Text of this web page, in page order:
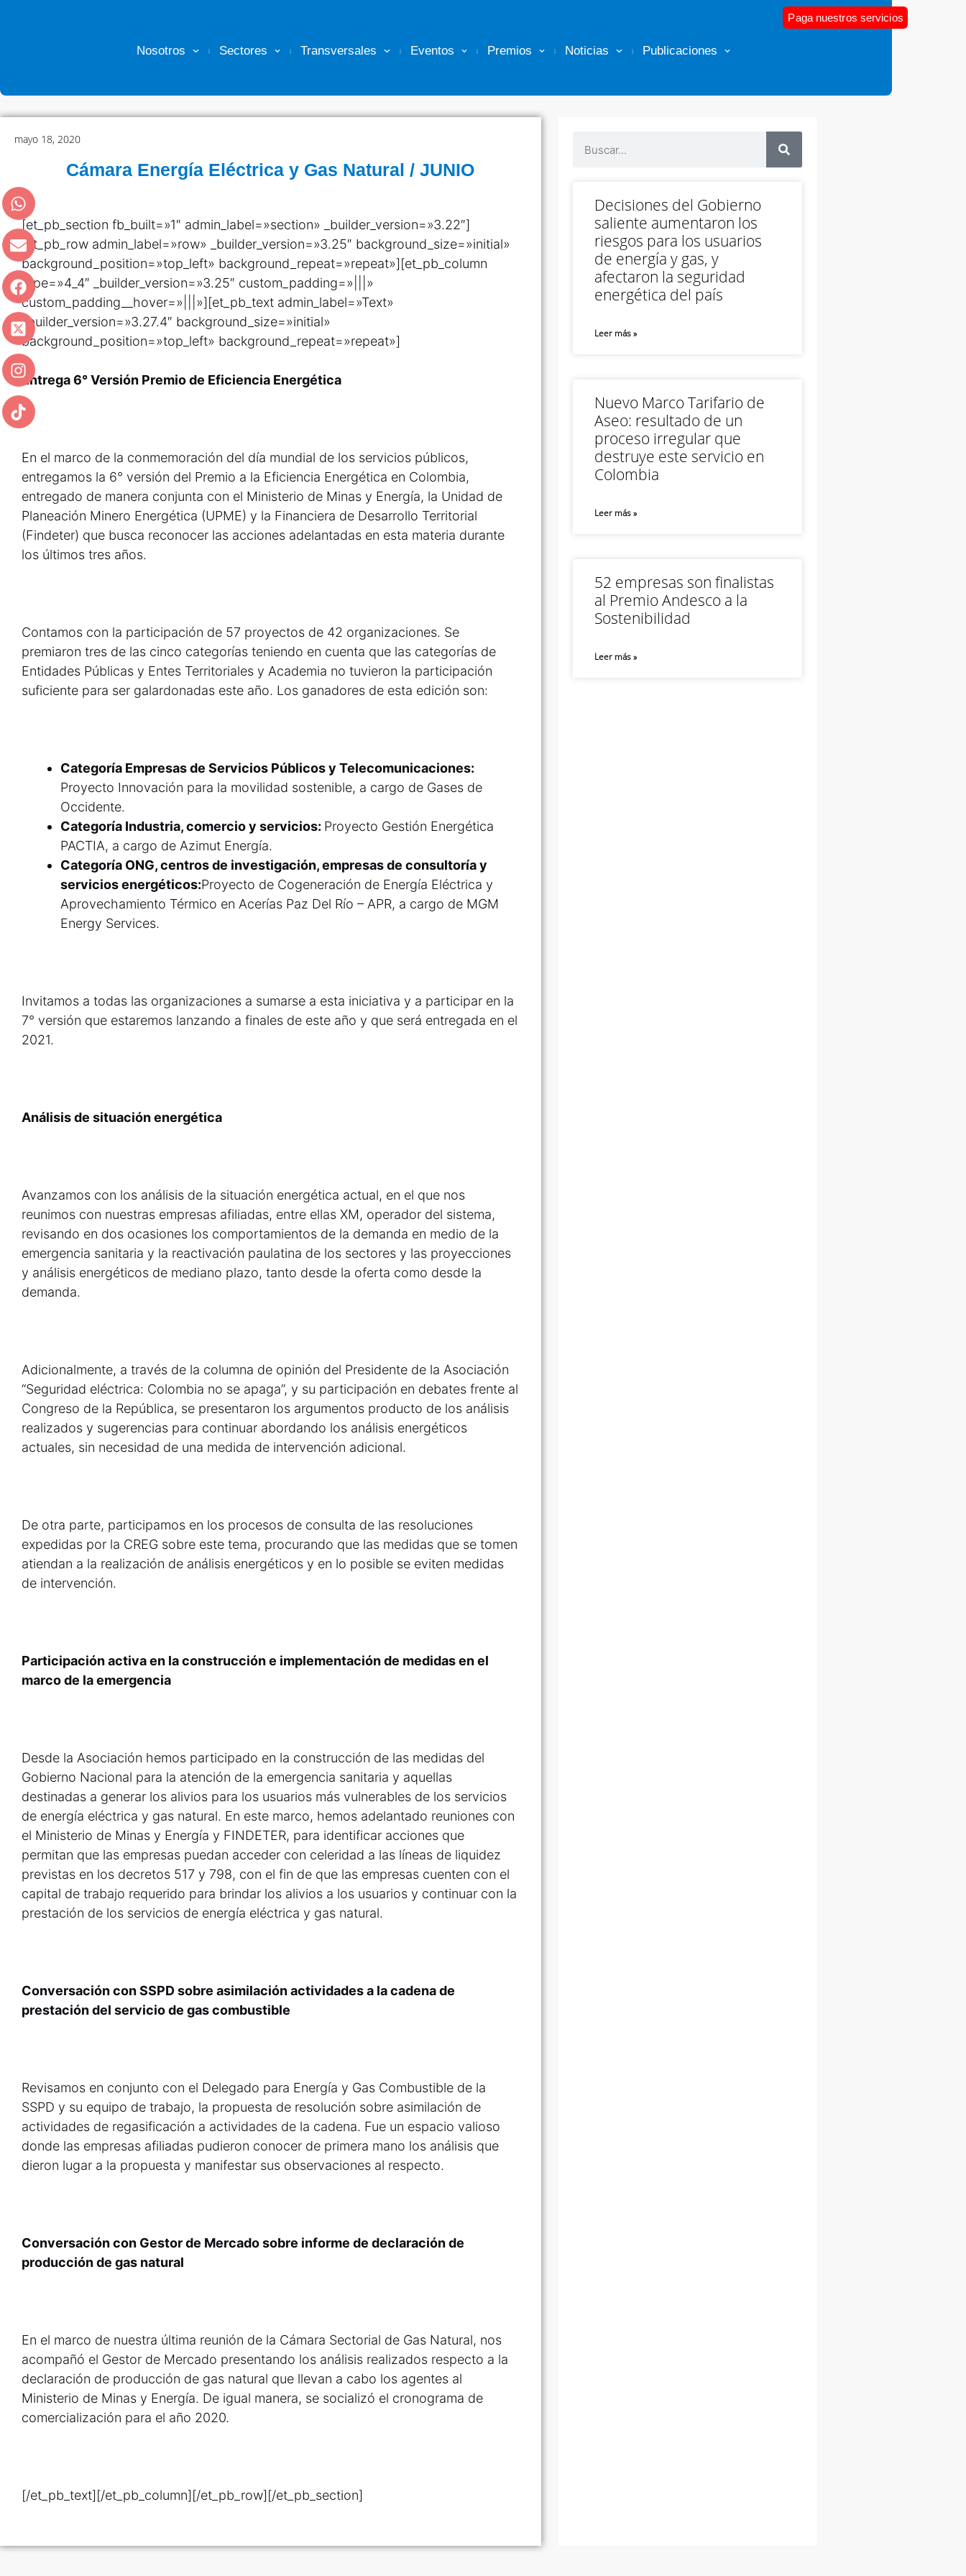
Nosotros Sectores Transversales Eventos Premios Noticias Publicaciones
Paga nuestros servicios
mayo 18, 2020
Cámara Energía Eléctrica y Gas Natural / JUNIO
[et_pb_section fb_built=»1″ admin_label=»section» _builder_version=»3.22″]
[et_pb_row admin_label=»row» _builder_version=»3.25″ background_size=»initial»
background_position=»top_left» background_repeat=»repeat»][et_pb_column
type=»4_4″ _builder_version=»3.25″ custom_padding=»|||»
custom_padding__hover=»|||»][et_pb_text admin_label=»Text»
_builder_version=»3.27.4″ background_size=»initial»
background_position=»top_left» background_repeat=»repeat»]
Entrega 6° Versión Premio de Eficiencia Energética
En el marco de la conmemoración del día mundial de los servicios públicos,
entregamos la 6° versión del Premio a la Eficiencia Energética en Colombia,
entregado de manera conjunta con el Ministerio de Minas y Energía, la Unidad de
Planeación Minero Energética (UPME) y la Financiera de Desarrollo Territorial
(Findeter) que busca reconocer las acciones adelantadas en esta materia durante
los últimos tres años.
Contamos con la participación de 57 proyectos de 42 organizaciones. Se
premiaron tres de las cinco categorías teniendo en cuenta que las categorías de
Entidades Públicas y Entes Territoriales y Academia no tuvieron la participación
suficiente para ser galardonadas este año. Los ganadores de esta edición son:
Categoría Empresas de Servicios Públicos y Telecomunicaciones:
Proyecto Innovación para la movilidad sostenible, a cargo de Gases de
Occidente.
Categoría Industria, comercio y servicios: Proyecto Gestión Energética
PACTIA, a cargo de Azimut Energía.
Categoría ONG, centros de investigación, empresas de consultoría y
servicios energéticos:Proyecto de Cogeneración de Energía Eléctrica y
Aprovechamiento Térmico en Acerías Paz Del Río – APR, a cargo de MGM
Energy Services.
Invitamos a todas las organizaciones a sumarse a esta iniciativa y a participar en la
7° versión que estaremos lanzando a finales de este año y que será entregada en el
2021.
Análisis de situación energética
Avanzamos con los análisis de la situación energética actual, en el que nos
reunimos con nuestras empresas afiliadas, entre ellas XM, operador del sistema,
revisando en dos ocasiones los comportamientos de la demanda en medio de la
emergencia sanitaria y la reactivación paulatina de los sectores y las proyecciones
y análisis energéticos de mediano plazo, tanto desde la oferta como desde la
demanda.
Adicionalmente, a través de la columna de opinión del Presidente de la Asociación
“Seguridad eléctrica: Colombia no se apaga”, y su participación en debates frente al
Congreso de la República, se presentaron los argumentos producto de los análisis
realizados y sugerencias para continuar abordando los análisis energéticos
actuales, sin necesidad de una medida de intervención adicional.
De otra parte, participamos en los procesos de consulta de las resoluciones
expedidas por la CREG sobre este tema, procurando que las medidas que se tomen
atiendan a la realización de análisis energéticos y en lo posible se eviten medidas
de intervención.
Participación activa en la construcción e implementación de medidas en el
marco de la emergencia
Desde la Asociación hemos participado en la construcción de las medidas del
Gobierno Nacional para la atención de la emergencia sanitaria y aquellas
destinadas a generar los alivios para los usuarios más vulnerables de los servicios
de energía eléctrica y gas natural. En este marco, hemos adelantado reuniones con
el Ministerio de Minas y Energía y FINDETER, para identificar acciones que
permitan que las empresas puedan acceder con celeridad a las líneas de liquidez
previstas en los decretos 517 y 798, con el fin de que las empresas cuenten con el
capital de trabajo requerido para brindar los alivios a los usuarios y continuar con la
prestación de los servicios de energía eléctrica y gas natural.
Conversación con SSPD sobre asimilación actividades a la cadena de
prestación del servicio de gas combustible
Revisamos en conjunto con el Delegado para Energía y Gas Combustible de la
SSPD y su equipo de trabajo, la propuesta de resolución sobre asimilación de
actividades de regasificación a actividades de la cadena. Fue un espacio valioso
donde las empresas afiliadas pudieron conocer de primera mano los análisis que
dieron lugar a la propuesta y manifestar sus observaciones al respecto.
Conversación con Gestor de Mercado sobre informe de declaración de
producción de gas natural
En el marco de nuestra última reunión de la Cámara Sectorial de Gas Natural, nos
acompañó el Gestor de Mercado presentando los análisis realizados respecto a la
declaración de producción de gas natural que llevan a cabo los agentes al
Ministerio de Minas y Energía. De igual manera, se socializó el cronograma de
comercialización para el año 2020.
[/et_pb_text][/et_pb_column][/et_pb_row][/et_pb_section]
Decisiones del Gobierno
saliente aumentaron los
riesgos para los usuarios
de energía y gas, y
afectaron la seguridad
energética del país
Leer más »
Nuevo Marco Tarifario de
Aseo: resultado de un
proceso irregular que
destruye este servicio en
Colombia
Leer más »
52 empresas son finalistas
al Premio Andesco a la
Sostenibilidad
Leer más »